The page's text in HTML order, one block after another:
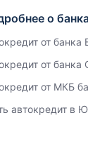
о
от
от банка
от МКБ
автокредит в